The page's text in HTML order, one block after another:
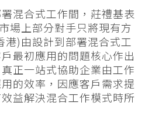
混合式工作間，莊禮基表
場上部分對手只將現有方
港)由設計到部署混合式工
最初應用的問題核心作出
正一站式協助企業由工作
的效率，因應客戶需求提
益解決混合工作模式時所